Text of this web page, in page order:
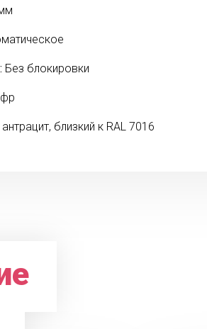
Без блокировки
близкий к RAL 7016